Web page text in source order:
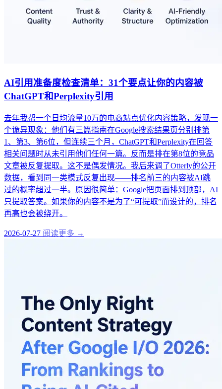
AI引用准备度检查清单：31个要点让你的内容被
ChatGPT和Perplexity引用
去年我帮一个日均流量10万的电商站点优化内容策略，发现一
个诡异现象：他们有三篇指南在Google搜索结果页分别排第
1、第3、第6位，但连续三个月，ChatGPT和Perplexity在回答
相关问题时从未引用他们任何一篇。反而是排在第8位的竞品
文章被反复提取。这不是偶发情况。我后来调了Otterly的公开
数据，看到同一类模式反复出现——排名前三的内容被AI跳
过的概率超过一半。原因很简单：Google把页面排到顶部，AI
只提取答案。如果你的内容不是为了“可提取”而设计的，排名
再高也会被绕开。
2026-07-27 阅读更多 →